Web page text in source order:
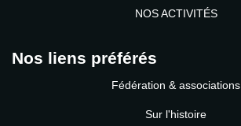
NOS ACTIVITÉS
Nos liens préférés
Fédération & associations
Sur l'histoire